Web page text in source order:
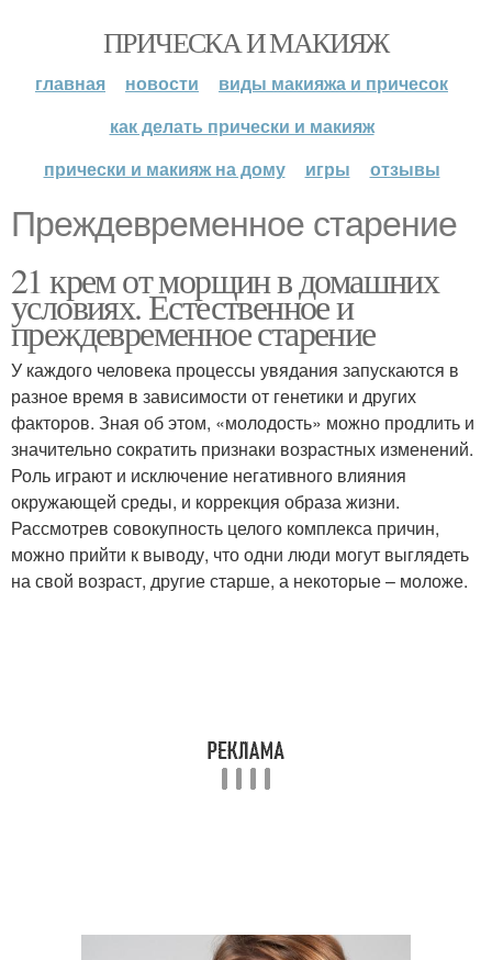
ПРИЧЕСКА И МАКИЯЖ
главная новости
виды макияжа и причесок
как делать прически и макияж
прически и макияж на дому
игры отзывы
Преждевременное старение
21 крем от морщин в домашних
условиях. Естественное и
преждевременное старение
У каждого человека процессы увядания запускаются в
разное время в зависимости от генетики и других
факторов. Зная об этом, «молодость» можно продлить и
значительно сократить признаки возрастных изменений.
Роль играют и исключение негативного влияния
окружающей среды, и коррекция образа жизни.
Рассмотрев совокупность целого комплекса причин,
можно прийти к выводу, что одни люди могут выглядеть
на свой возраст, другие старше, а некоторые – моложе.